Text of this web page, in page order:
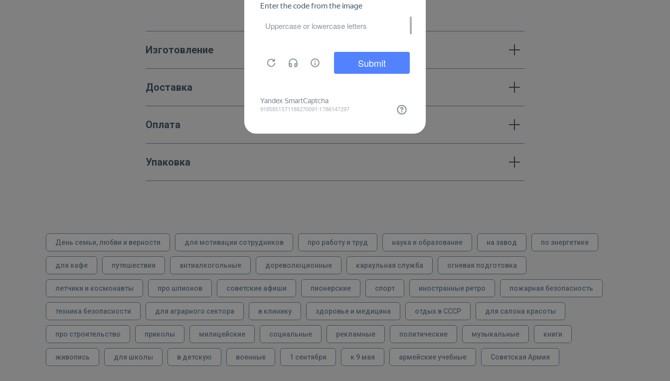
Изготовление
Доставка
Оплата
Упаковка
День семьи, любви и верности для мотивации сотрудников про работу и труд наука и образование на завод по энергетике
для кафе путешествия антиалкогольные дореволюционные караульная служба огневая подготовка
летчики и космонавты про шпионов советские афиши пионерские спорт иностранные ретро пожарная безопасность
техника безопасности для аграрного сектора в клинику здоровье и медицина отдых в СССР для салона красоты
про строительство приколы милицейские социальные рекламные политические музыкальные книги
живопись для школы в детскую военные 1 сентября к 9 мая армейские учебные Советская Армия